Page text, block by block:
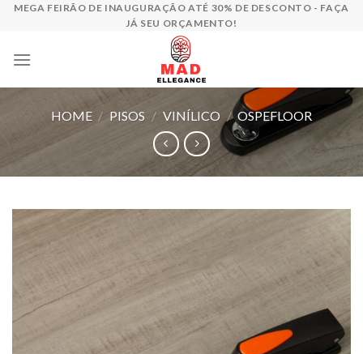
SkipMEGA FEIRÃO DE INAUGURAÇÃO ATÉ 30% DE DESCONTO - FAÇA
JÁ SEU ORÇAMENTO!
HOME / PISOS / VINÍLICO / OSPEFLOOR